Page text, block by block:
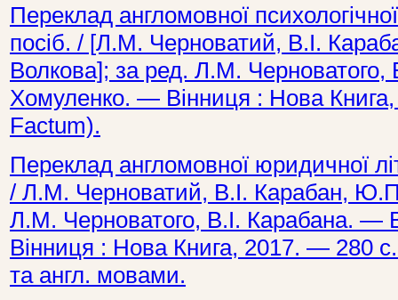
Переклад англомовної
посіб. / [Л.М. Черноватий, В.І.
Волкова]; за ред. Л.М. Черноватого,
Хомуленко. — Вінниця : Нова
Factum).
Переклад англомовної юридичної
/ Л.М. Черноватий, В.І. Карабан, Ю.П.
Л.М. Черноватого, В.І. Карабана. —
Вінниця : Нова Книга, 2017. — 280
та англ. мовами.